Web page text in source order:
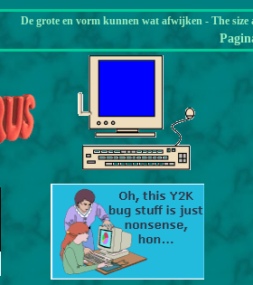
De grote en vorm kunnen wat afwijken - The